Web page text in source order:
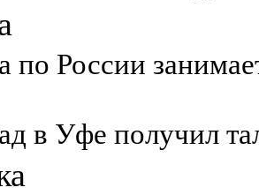
по России
в Уфе получил